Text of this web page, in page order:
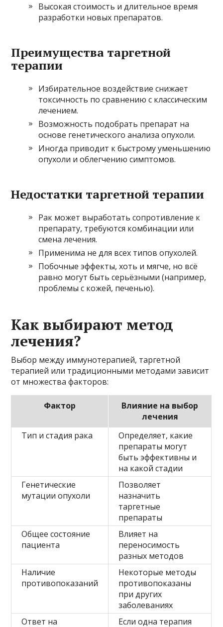
Высокая стоимость и длительное время
разработки новых препаратов.
Преимущества таргетной
терапии
Избирательное воздействие снижает
токсичность по сравнению с классическим
лечением.
Возможность подобрать препарат на
основе генетического анализа опухоли.
Иногда приводит к быстрому уменьшению
опухоли и облегчению симптомов.
Недостатки таргетной терапии
Рак может выработать сопротивление к
препарату, требуются комбинации или
смена лечения.
Применима не для всех типов опухолей.
Побочные эффекты, хоть и мягче, но всё
равно могут быть серьёзными (например,
проблемы с кожей, печенью).
Как выбирают метод
лечения?
Выбор между иммунотерапией, таргетной
терапией или традиционными методами зависит
от множества факторов:
Фактор
Влияние на выбор
лечения
Тип и стадия рака
Определяет, какие
препараты могут
быть эффективны и
на какой стадии
Генетические
мутации опухоли
Позволяет
назначить
таргетные
препараты
Общее состояние
пациента
Влияет на
переносимость
разных методов
Наличие
противопоказаний
Некоторые методы
противопоказаны
при других
заболеваниях
Ответ на
Если одна терапия